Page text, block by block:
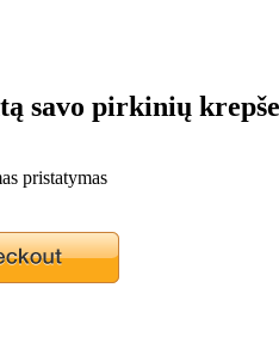
savo pirkinių
pristatymas